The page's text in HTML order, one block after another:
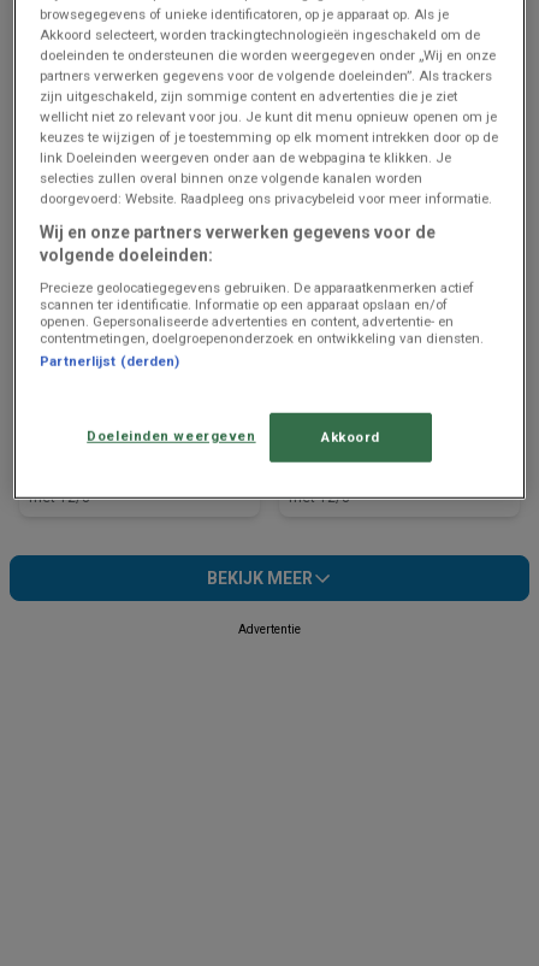
Prijsgegevens
geldig tot en
met 12/8
Alost
Prijsgegevens
geldig tot en
met 12/8
Alost
ZOJUIST TOEGEVOEGD
Proxy Delhaize
met 12/8
ZOJUIST TOEGEVOEGD
Prijsgegevens
met 12/8
BEKIJK MEER
Advertentie
browsegegevens of unieke identificatoren, op je apparaat op. Als je
Akkoord selecteert, worden trackingtechnologieën ingeschakeld om de
doeleinden te ondersteunen die worden weergegeven onder „Wij en onze
partners verwerken gegevens voor de volgende doeleinden”. Als trackers
zijn uitgeschakeld, zijn sommige content en advertenties die je ziet
wellicht niet zo relevant voor jou. Je kunt dit menu opnieuw openen om je
keuzes te wijzigen of je toestemming op elk moment intrekken door op de
link Doeleinden weergeven onder aan de webpagina te klikken. Je
selecties zullen overal binnen onze volgende kanalen worden
doorgevoerd: Website. Raadpleeg ons privacybeleid voor meer informatie.
Wij en onze partners verwerken gegevens voor de
volgende doeleinden:
Precieze geolocatiegegevens gebruiken. De apparaatkenmerken actief
scannen ter identificatie. Informatie op een apparaat opslaan en/of
openen. Gepersonaliseerde advertenties en content, advertentie- en
contentmetingen, doelgroepenonderzoek en ontwikkeling van diensten.
Partnerlijst (derden)
Doeleinden weergeven Akkoord